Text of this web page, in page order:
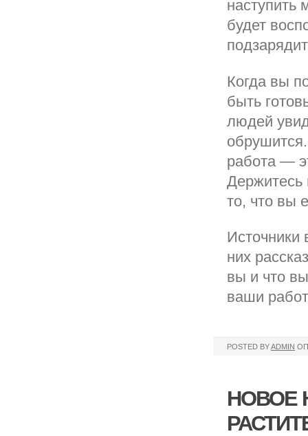
наступить
будет
Когда вы
быть
людей
работа —
Держитесь
то, что вы
Источники
них
вы и что
ваши
POSTED BYADMIN
НОВОЕ